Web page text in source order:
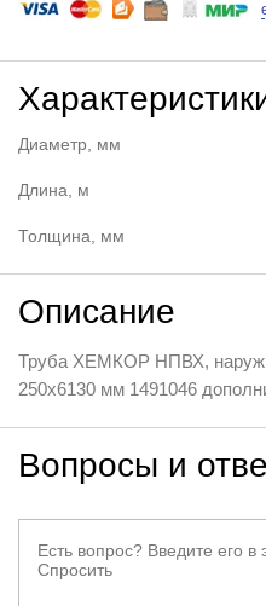
Диаметр, мм
Длина, м
Толщина, мм
Описание
Труба ХЕМКОР НПВХ,
250x6130 мм 1491046
Вопросы и